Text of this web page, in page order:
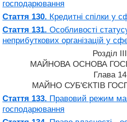
господарювання
Стаття 130. Кредитні спілки у
Стаття 131. Особливості
неприбуткових організацій у
Розділ III
МАЙНОВА ОСНОВА
Глава 14
МАЙНО СУБ'ЄКТІВ
Стаття 133. Правовий режим
господарювання